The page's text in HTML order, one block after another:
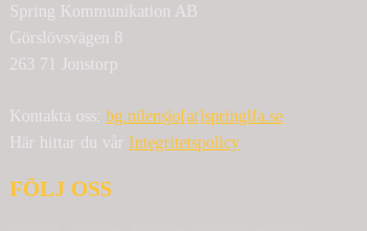
Spring Kommunikation AB
Görslövsvägen 8
263 71 Jonstorp
Kontakta oss: bg.nilensjo[at]springlfa.se
Här hittar du vår Integritetspolicy
FÖLJ OSS